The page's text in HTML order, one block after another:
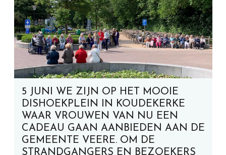
5 JUNI WE ZIJN OP HET MOOIE
DISHOEKPLEIN IN KOUDEKERKE
WAAR VROUWEN VAN NU EEN
CADEAU GAAN AANBIEDEN AAN DE
GEMEENTE VEERE. OM DE
STRANDGANGERS EN BEZOEKERS